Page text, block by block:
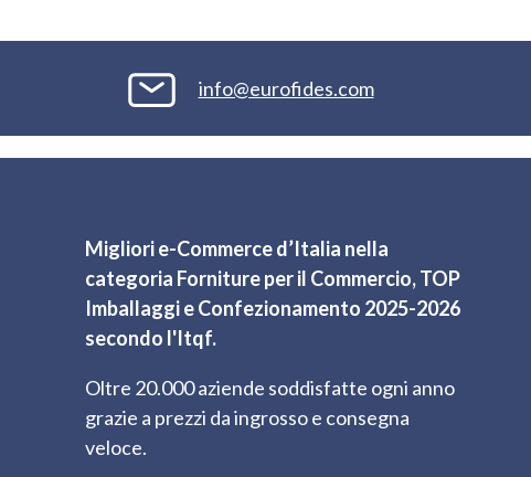
info@eurofides.com
Migliori e-Commerce d’Italia nella
categoria Forniture per il Commercio, TOP
Imballaggi e Confezionamento 2025-2026
secondo l'Itqf.
Oltre 20.000 aziende soddisfatte ogni anno
grazie a prezzi da ingrosso e consegna
veloce.